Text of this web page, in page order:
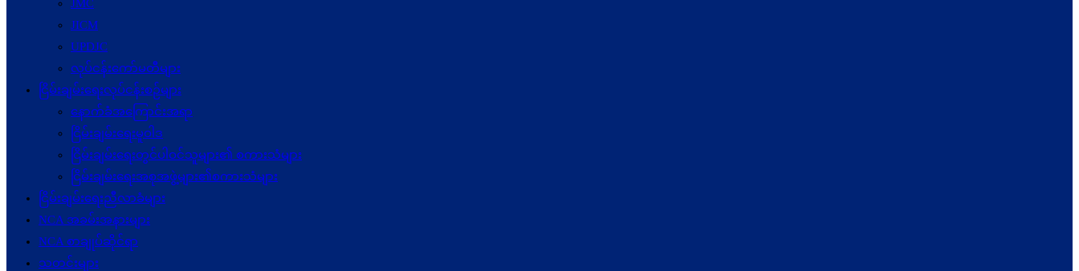
JMC
JICM
UPDJC
လုပ်ငန်းကော်မတီများ
ငြိမ်းချမ်းရေးလုပ်ငန်းစဉ်များ
နောက်ခံအကြောင်းအရာ
ငြိမ်းချမ်းရေးမူဝါဒ
ငြိမ်းချမ်းရေးတွင်ပါဝင်သူများ၏ စကားသံများ
ငြိမ်းချမ်းရေးအစုအဖွဲ့များ၏စကားသံများ
ငြိမ်းချမ်းရေးညီလာခံများ
NCA အခမ်းအနားများ
NCA စာချုပ်ဆိုင်ရာ
သတင်းများ